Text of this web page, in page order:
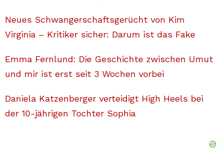
Neues Schwangerschaftsgerücht von Kim
Virginia – Kritiker sicher: Darum ist das Fake
Emma Fernlund: Die Geschichte zwischen Umut
und mir ist erst seit 3 Wochen vorbei
Daniela Katzenberger verteidigt High Heels bei
der 10-jährigen Tochter Sophia